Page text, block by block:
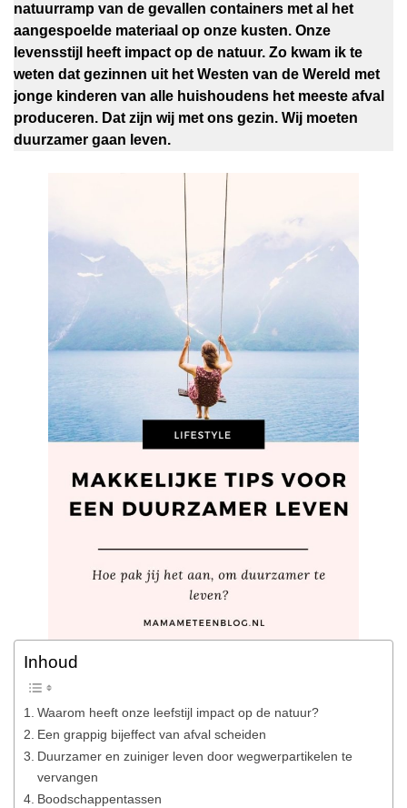
natuurramp van de gevallen containers met al het
aangespoelde materiaal op onze kusten. Onze
levensstijl heeft impact op de natuur. Zo kwam ik te
weten dat gezinnen uit het Westen van de Wereld met
jonge kinderen van alle huishoudens het meeste afval
produceren. Dat zijn wij met ons gezin. Wij moeten
duurzamer gaan leven.
Inhoud
Waarom heeft onze leefstijl impact op de natuur?
Een grappig bijeffect van afval scheiden
Duurzamer en zuiniger leven door wegwerpartikelen te
vervangen
Boodschappentassen